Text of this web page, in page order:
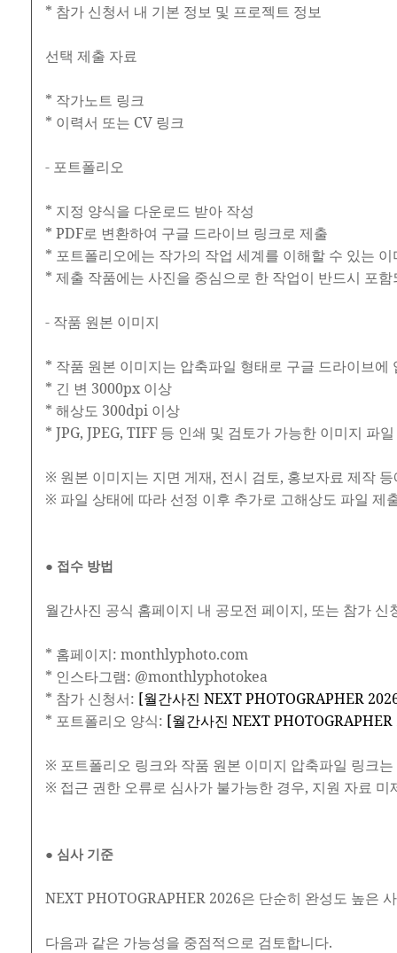
* 참가 신청서 내 기본 정보 및 프로젝트 정보
선택 제출 자료
* 작가노트 링크
* 이력서 또는 CV 링크
- 포트폴리오
* 지정 양식을 다운로드 받아 작성
* PDF로 변환하여 구글 드라이브 링크로 제출
* 포트폴리오에는 작가의 작업 세계를 이해할 수 있는
* 제출 작품에는 사진을 중심으로 한 작업이 반드시 포
- 작품 원본 이미지
* 작품 원본 이미지는 압축파일 형태로 구글 드라이브에
* 긴 변 3000px 이상
* 해상도 300dpi 이상
* JPG, JPEG, TIFF 등 인쇄 및 검토가 가능한 이미지 파
※ 원본 이미지는 지면 게재, 전시 검토, 홍보자료 제작
※ 파일 상태에 따라 선정 이후 추가로 고해상도 파일 제
● 접수 방법
월간사진 공식 홈페이지 내 공모전 페이지, 또는 참가
* 홈페이지: monthlyphoto.com
* 인스타그램: @monthlyphotokea
* 참가 신청서: [월간사진 NEXT PHOTOGRAPHER
* 포트폴리오 양식: [월간사진 NEXT
※ 포트폴리오 링크와 작품 원본 이미지 압축파일 링크
※ 접근 권한 오류로 심사가 불가능한 경우, 지원 자료 미
● 심사 기준
NEXT PHOTOGRAPHER 2026은 단순히 완성도 높은
다음과 같은 가능성을 중점적으로 검토합니다.